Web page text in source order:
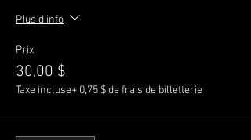
Plus d'info
Prix
30,00 $
Taxe incluse+ 0,75 $ de frais de billetterie